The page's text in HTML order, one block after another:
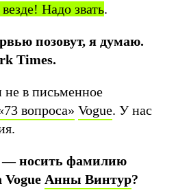
Надо звать.
позовут, я думаю.
Times.
в письменное
вопроса» Vogue. У нас
— носить фамилию
Vogue Анны Винтур?